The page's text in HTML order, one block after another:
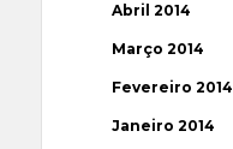
Abril 2014
Março 2014
Fevereiro 2014
Janeiro 2014